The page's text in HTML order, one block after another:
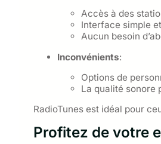
Accès à des
Interface simple
Aucun besoin
Inconvénients:
Options de
La qualité sonore
RadioTunes est idéal pour
Profitez de votre